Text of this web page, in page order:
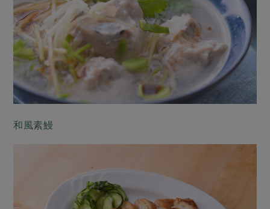
和風素鰻